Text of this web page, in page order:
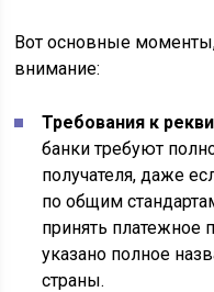
Вот основные
внимание:
Требования к
банки требуют
получателя, даже
по общим
принять платежное
указано полное
страны.